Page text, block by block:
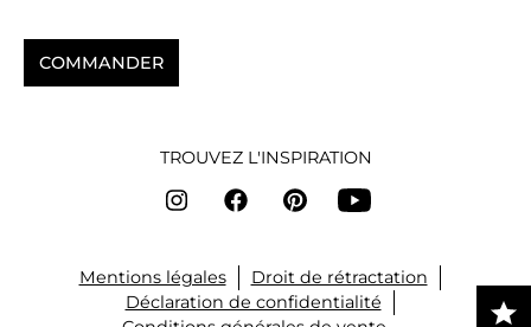
COMMANDER
TROUVEZ L'INSPIRATION
Mentions légales
Droit de rétractation
Déclaration de confidentialité